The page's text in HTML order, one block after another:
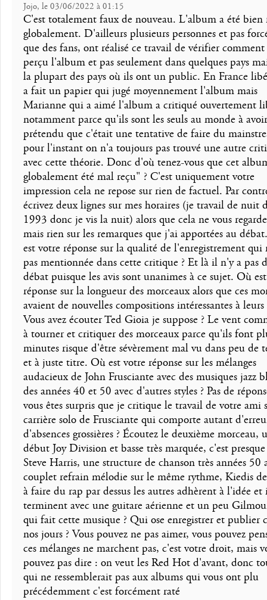
Jojo, le 03/06/2022 à 01:15
C'est totalement faux de nouveau. L'album a été bien
globalement. D'ailleurs plusieurs personnes et pas
que des fans, ont réalisé ce travail de vérifier comment
perçu l'album et pas seulement dans quelques pays
la plupart des pays où ils ont un public. En France
a fait un papier qui jugé moyennement l'album mais
Marianne qui a aimé l'album a critiqué ouvertement
notamment parce qu'ils sont les seuls au monde à avoir
prétendu que c'était une tentative de faire du
pour l'instant on n'a toujours pas trouvé une autre
avec cette théorie. Donc d'où tenez-vous que cet
globalement été mal reçu" ? C'est uniquement votre
impression cela ne repose sur rien de factuel. Par
écrivez deux lignes sur mes horaires (je travail de nuit
1993 donc je vis la nuit) alors que cela ne vous
mais rien sur les remarques que j'ai apportées au
est votre réponse sur la qualité de l'enregistrement qui
pas mentionnée dans cette critique ? Et là il n'y a pas
débat puisque les avis sont unanimes à ce sujet. Où
réponse sur la longueur des morceaux alors que ces
avaient de nouvelles compositions intéressantes à leurs
Vous avez écouter Ted Gioia je suppose ? Le vent
à tourner et critiquer des morceaux parce qu'ils font
minutes risque d'être sévèrement mal vu dans peu de
et à juste titre. Où est votre réponse sur les mélanges
audacieux de John Frusciante avec des musiques jazz
des années 40 et 50 avec d'autres styles ? Pas de
vous êtes surpris que je critique le travail de votre ami
carrière solo de Frusciante qui comporte autant
d'absences grossières ? Écoutez le deuxième morceau,
début Joy Division et basse très marquée, c'est
Steve Harris, une structure de chanson très années 50
couplet refrain mélodie sur le même rythme, Kiedis
à faire du rap par dessus les autres adhèrent à l'idée et
terminent avec une guitare aérienne et un peu
qui fait cette musique ? Qui ose enregistrer et publier
nos jours ? Vous pouvez ne pas aimer, vous pouvez
ces mélanges ne marchent pas, c'est votre droit, mais
pouvez pas dire : on veut les Red Hot d'avant, donc
qui ne ressemblerait pas aux albums qui vous ont plu
précédemment c'est forcément raté